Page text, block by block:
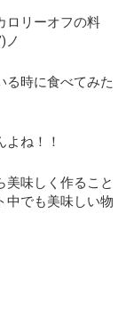
ロリーオフの料
ノ
る時に食べてみた
ね！！
美味しく作ること
中でも美味しい物